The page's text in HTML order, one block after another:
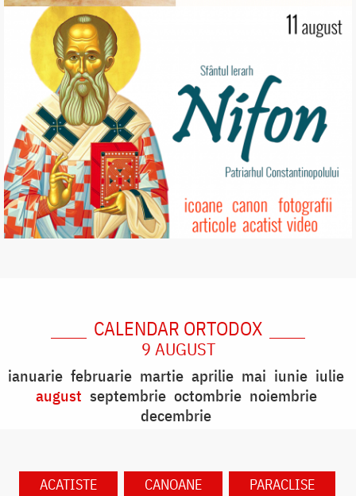
CALENDAR ORTODOX
9 AUGUST
ianuarie februarie martie aprilie mai iunie iulie
august septembrie octombrie noiembrie
decembrie
ACATISTE CANOANE
PARACLISE